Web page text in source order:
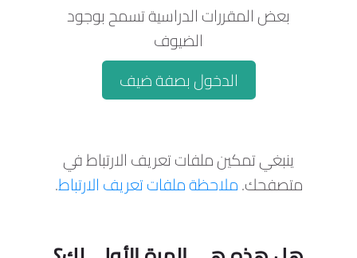
بعض المقررات الدراسية تسمح بوجود
الضيوف
الدخول بصفة ضيف
ينبغي تمكين ملفات تعريف الارتباط في
متصفحك.ملاحظة ملفات تعريف الارتباط.